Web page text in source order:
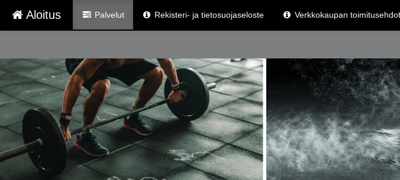
Aloitus Palvelut Rekisteri- ja tietosuojaseloste Verkkokaupan toimitusehdot